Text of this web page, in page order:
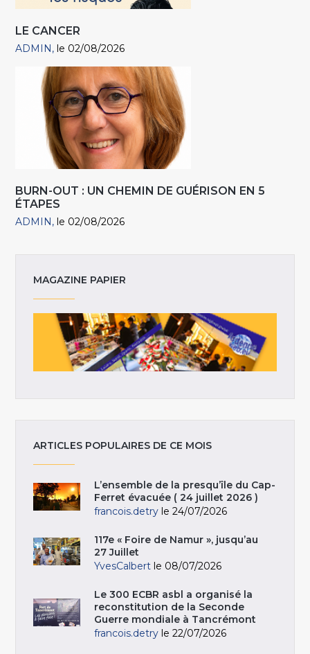
LE CANCER
ADMIN le 02/08/2026
BURN-OUT : UN CHEMIN DE GUÉRISON EN 5
ÉTAPES
ADMIN le 02/08/2026
MAGAZINE PAPIER
ARTICLES POPULAIRES DE CE MOIS
L’ensemble de la presqu’île du Cap-
Ferret évacuée ( 24 juillet 2026 )
francois.detry le 24/07/2026
117e « Foire de Namur », jusqu’au
27 Juillet
YvesCalbert le 08/07/2026
Le 300 ECBR asbl a organisé la
reconstitution de la Seconde
Guerre mondiale à Tancrémont
francois.detry le 22/07/2026